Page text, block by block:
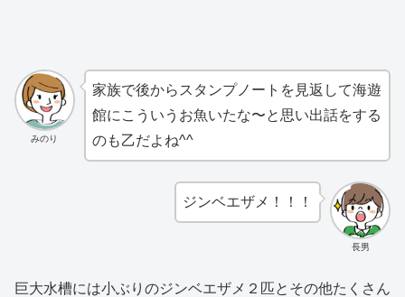
みのり
家族で後からスタンプノートを見返して海遊
館にこういうお魚いたな〜と思い出話をする
のも乙だよね^^
長男
ジンベエザメ！！！
巨大水槽には小ぶりのジンベエザメ２匹とその他たくさん